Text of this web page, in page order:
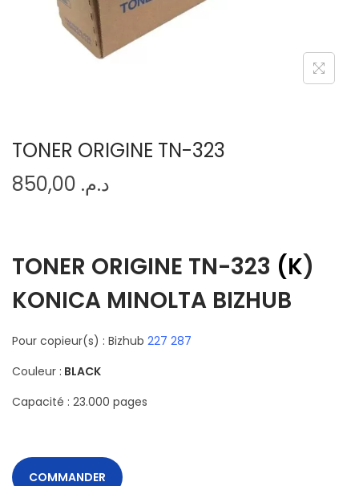
o
TONER ORIGINE TN-323
د.م.
TONER ORIGINE TN-323 (K)
KONICA MINOLTA BIZHUB
Pour copieur(s) : Bizhub 227 287
Couleur : BLACK
Capacité : 23.000 pages
COMMANDER